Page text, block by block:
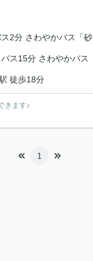
ス2分 さわやかバス「砂
バス15分 さわやかバス
徒歩18分
きます♪
1